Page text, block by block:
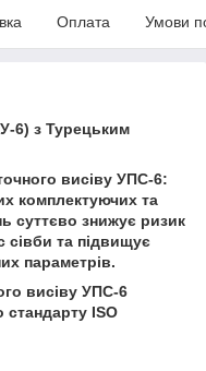
Оплата Умови
6) з Турецьким
висіву УПС-6:
комплектуючих та
суттєво знижує ризик
сівби та підвищує
параметрів.
висіву УПС-6
стандарту ISO